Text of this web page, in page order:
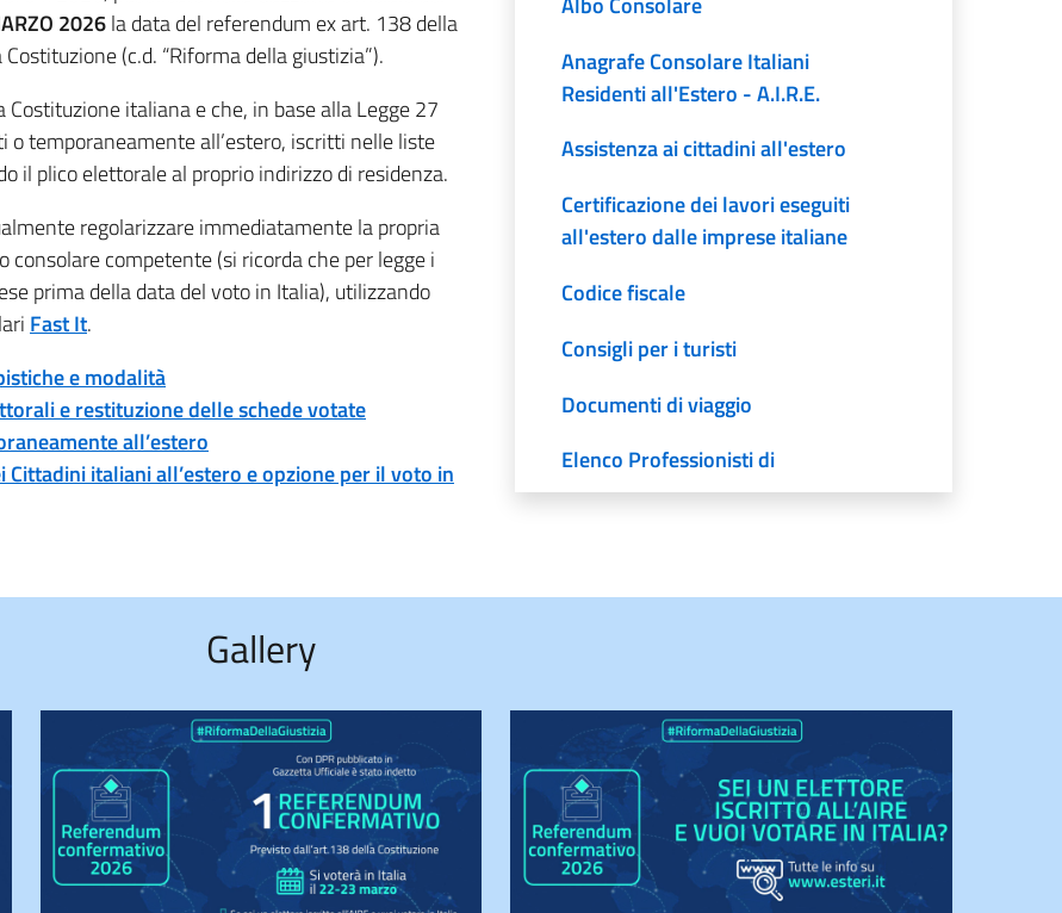
2026la data del referendum ex art. 138 della
(c.d. “Riforma della giustizia”).
italiana e che, in base alla Legge 27
temporaneamente all’estero, iscritti nelle liste
il plico elettorale al proprio indirizzo di residenza.
regolarizzare immediatamente la propria
competente (si ricorda che per legge i
prima della data del voto in Italia), utilizzando
Fast It.
e modalità
e restituzione delle schede votate
all’estero
italiani all’estero e opzione per il voto in
Anagrafe Consolare Italiani
Residenti all'Estero - A.I.R.E.
Assistenza ai cittadini all'estero
Certificazione dei lavori eseguiti
all'estero dalle imprese italiane
Codice fiscale
Consigli per i turisti
Documenti di viaggio
Elenco Professionisti di
riferimento dell’Ambasciata
Navigazione e patenti nautiche
Organismi rappresentativi degli
italiani all’estero
Patenti di guida, veicoli, viabilità e
Gallery